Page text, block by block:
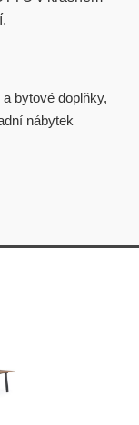
a bytové doplňky,
nábytek